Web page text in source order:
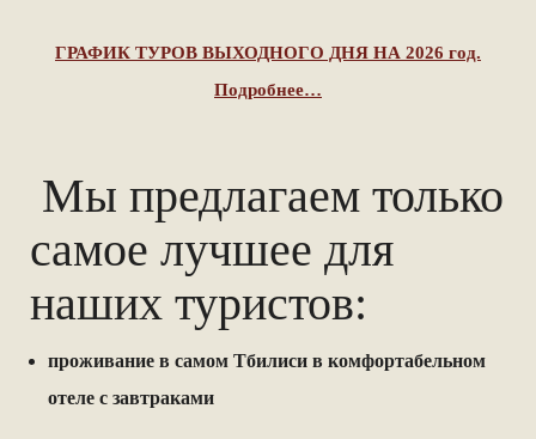
ГРАФИК ТУРОВ ВЫХОДНОГО ДНЯ НА 2026 год.
Подробнее…
Мы предлагаем только
самое лучшее для
наших туристов:
проживание в самом Тбилиси в комфортабельном
отеле с завтраками